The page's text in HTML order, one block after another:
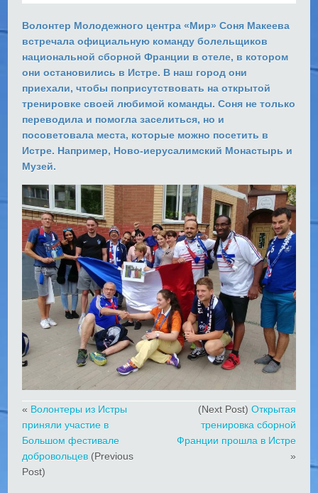
Волонтер Молодежного центра «Мир» Соня Макеева
встречала официальную команду болельщиков
национальной сборной Франции в отеле, в котором
они остановились в Истре. В наш город они
приехали, чтобы поприсутствовать на открытой
тренировке своей любимой команды. Соня не только
переводила и помогла заселиться, но и
посоветовала места, которые можно посетить в
Истре. Например, Ново-иерусалимский Монастырь и
Музей.
« Волонтеры из Истры
приняли участие в
Большом фестивале
добровольцев (Previous
Post)
(Next Post) Открытая
тренировка сборной
Франции прошла в Истре
»